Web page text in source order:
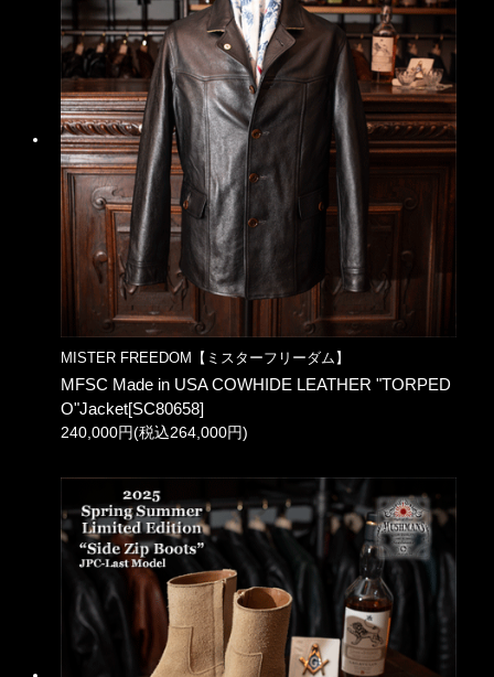
MISTER FREEDOM【ミスターフリーダム】
MFSC Made in USA COWHIDE LEATHER "TORPED
O"Jacket[SC80658]
240,000円(税込264,000円)